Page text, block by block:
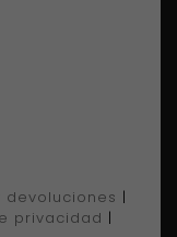
devoluciones |
privacidad |